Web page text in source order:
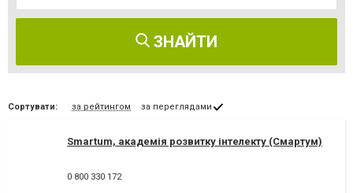
ЗНАЙТИ
Сортувати: за рейтингом за переглядами
Smartum, академія розвитку інтелекту (Смартум)
0 800 330 172